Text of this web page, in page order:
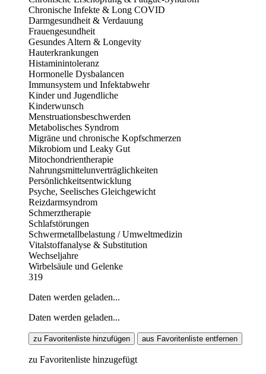
Chronische Infekte & Long COVID
Darmgesundheit & Verdauung
Frauengesundheit
Gesundes Altern & Longevity
Hauterkrankungen
Histaminintoleranz
Hormonelle Dysbalancen
Immunsystem und Infektabwehr
Kinder und Jugendliche
Kinderwunsch
Menstruationsbeschwerden
Metabolisches Syndrom
Migräne und chronische Kopfschmerzen
Mikrobiom und Leaky Gut
Mitochondrientherapie
Nahrungsmittelunverträglichkeiten
Persönlichkeitsentwicklung
Psyche, Seelisches Gleichgewicht
Reizdarmsyndrom
Schmerztherapie
Schlafstörungen
Schwermetallbelastung / Umweltmedizin
Vitalstoffanalyse & Substitution
Wechseljahre
Wirbelsäule und Gelenke
319
Daten werden geladen...
Daten werden geladen...
zu Favoritenliste hinzufügen aus Favoritenliste entfernen
zu Favoritenliste hinzugefügt